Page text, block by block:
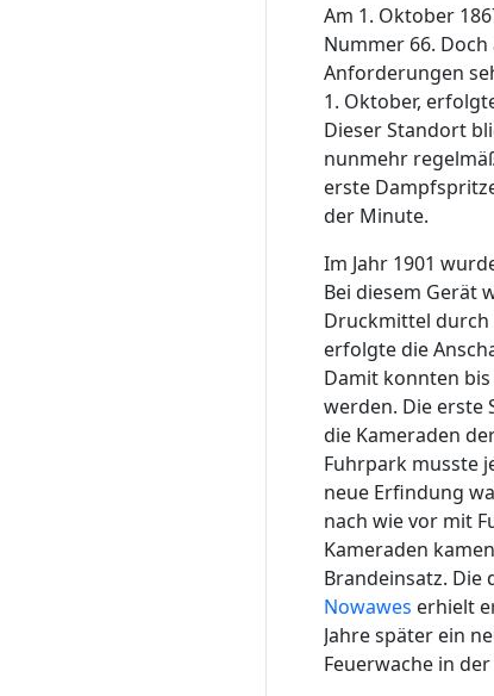
Am 1. Oktober
Nummer 66.
Anforderungen
1. Oktober,
Dieser Standort
nunmehr
erste
der Minute.
Im Jahr 1901
Bei diesem Gerät
Druckmittel durch
erfolgte die
Damit konnten
werden. Die erste
die Kameraden
Fuhrpark musste
neue Erfindung
nach wie vor mit
Kameraden
Brandeinsatz. Die
Nowawes erhielt
Jahre später ein
Feuerwache in